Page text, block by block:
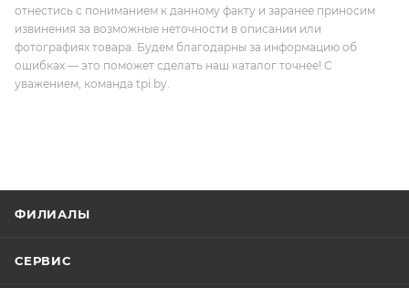
отнестись с пониманием к данному факту и заранее приносим
извинения за возможные неточности в описании или
фотографиях товара. Будем благодарны за информацию об
ошибках — это поможет сделать наш каталог точнее! С
уважением, команда tpi.by.
ФИЛИАЛЫ
СЕРВИС